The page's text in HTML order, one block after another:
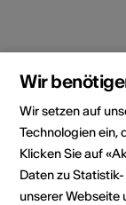
Wir
Wir setzen auf
Technologien ein,
Klicken Sie auf
Daten zu
unserer Webseite